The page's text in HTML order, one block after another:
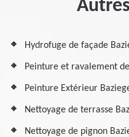
Hydrofuge de façade
Peinture et ravalement
Peinture Extérieur
Nettoyage de terrasse
Nettoyage de pignon